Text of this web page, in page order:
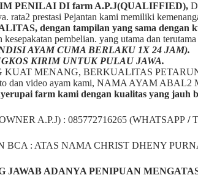
PENILAI DI farm A.P.J(QUALIFFIED),
rata2 prestasi Pejantan kami memiliki
dengan tampilan yang sama dengan
kesepakatan pembelian. yang utama dan terutama
AYAM CUMA BERLAKU 1X 24 JAM).
KIRIM UNTUK PULAU JAWA.
MENANG, BERKUALITAS
dan video ayam kami, NAMA AYAM
farm kami dengan kualitas yang jauh
A.P.J) : 085772716265 (WHATSAPP /
BCA : ATAS NAMA CHRIST DHENY
JAWAB ADANYA PENIPUAN